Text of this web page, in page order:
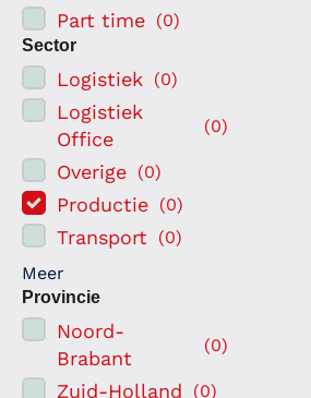
Part time (0)
Sector
Logistiek (0)
Logistiek
Office
(0)
Overige (0)
Productie (0)
Transport (0)
Meer
Provincie
Noord-
Brabant
(0)
Zuid-Holland (0)